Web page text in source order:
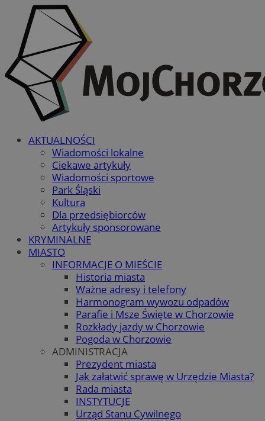
AKTUALNOŚCI
Wiadomości lokalne
Ciekawe artykuły
Wiadomości sportowe
Park Śląski
Kultura
Dla przedsiębiorców
Artykuły sponsorowane
KRYMINALNE
MIASTO
INFORMACJE O MIEŚCIE
Historia miasta
Ważne adresy i telefony
Harmonogram wywozu odpadów
Parafie i Msze Święte w Chorzowie
Rozkłady jazdy w Chorzowie
Pogoda w Chorzowie
ADMINISTRACJA
Prezydent miasta
Jak załatwić sprawę w Urzędzie Miasta?
Rada miasta
INSTYTUCJE
Urząd Stanu Cywilnego